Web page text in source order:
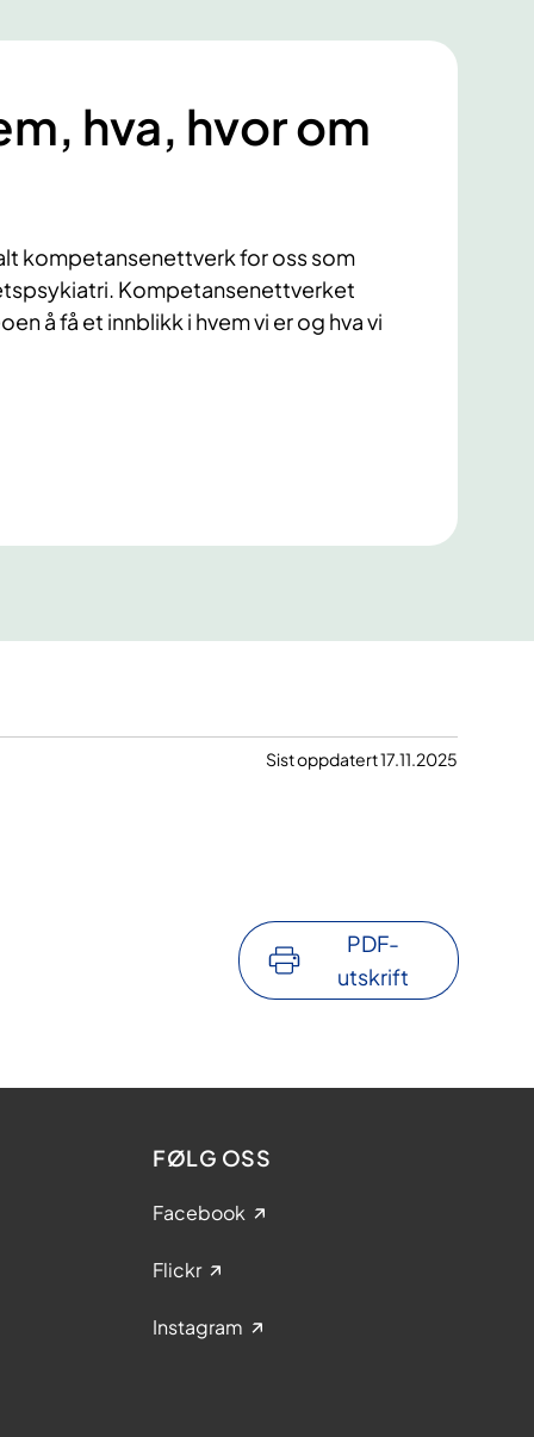
hva, hvor om
kompetansenettverk for oss som
Kompetansenettverket
å få et innblikk i hvem vi er og hva vi
Sist oppdatert 17.11.2025
PDF-
utskrift
FØLG OSS
Facebook
Flickr
Instagram